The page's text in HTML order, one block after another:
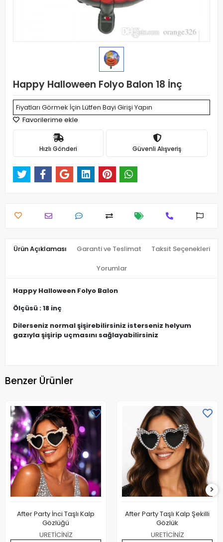
Happy Halloween Folyo Balon 18 İnç
Fiyatları Görmek İçin Lütfen Bayi Girişi Yapın
Favorilerime ekle
Hızlı Gönderi Güvenli Alışveriş
Ürün Açıklaması Garanti ve Teslimat Taksit Seçenekleri
Yorumlar
Happy Halloween Folyo Balon
Ölçüsü : 18 inç
Dilerseniz normal şişirebilirsiniz isterseniz helyum
gazıyla şişirip uçmasını sağlayabilirsiniz
Benzer Ürünler
After Party İnci Taşlı Kalp
Gözlüğü
URETİCİNİZ
After Party Taşlı Kalp Şekilli
Gözlük
URETİCİNİZ